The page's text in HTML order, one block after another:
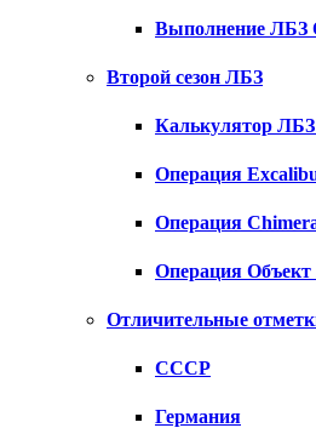
Выполнение ЛБЗ
Второй сезон ЛБЗ
Калькулятор ЛБЗ
Операция
Операция
Операция Объект
Отличительные
СССР
Германия